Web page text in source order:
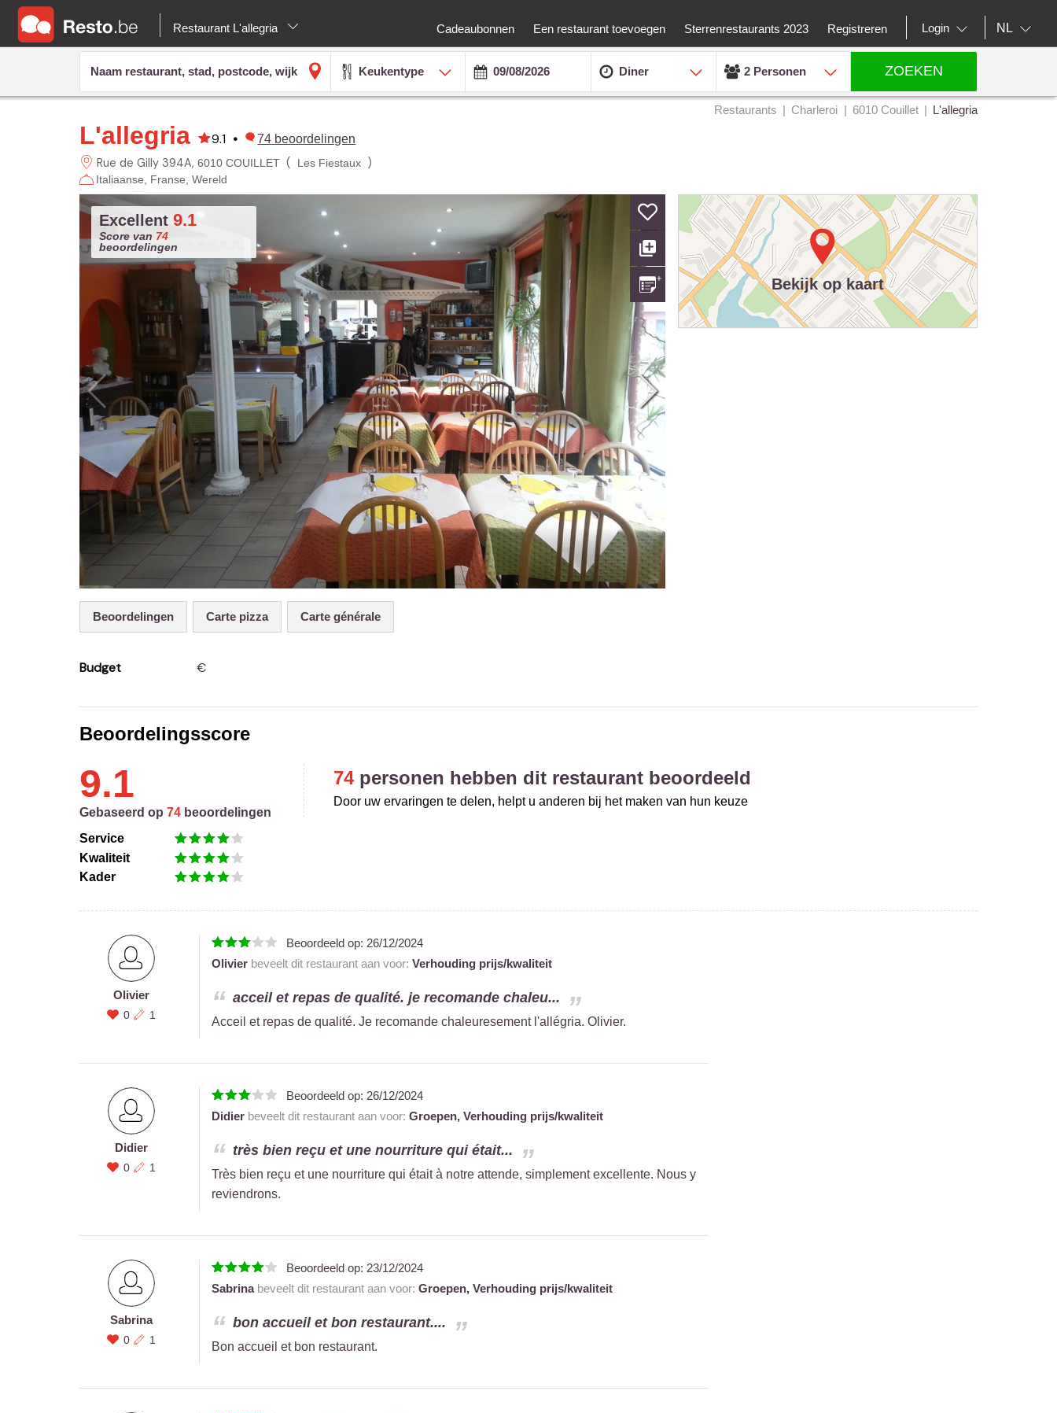
Restaurant L'allegria Cadeaubonnen Een restaurant toevoegen Sterrenrestaurants 2023 Registreren Login NL
Keukentype Diner 2 Personen ZOEKEN
Restaurants Charleroi 6010 Couillet L'allegria
L'allegria 9.1 • 74 beoordelingen
Rue de Gilly 394A 6010 COUILLET ( Les Fiestaux)
Italiaanse Franse Wereld
Excellent 9.1
Score van 74
beoordelingen
Beoordelingen Carte pizza Carte générale
Budget €
Bekijk op kaart
Beoordelingsscore
9.1
Gebaseerd op 74 beoordelingen
Service
Kwaliteit
Kader
74personen hebben dit restaurant beoordeeld
Door uw ervaringen te delen, helpt u anderen bij het maken van hun keuze
Olivier
0 1
Beoordeeld op: 26/12/2024
Olivierbeveelt dit restaurant aan voor: Verhouding prijs/kwaliteit
acceil et repas de qualité. je recomande chaleu...
Acceil et repas de qualité. Je recomande chaleuresement l'allégria. Olivier.
Didier
0 1
Beoordeeld op: 26/12/2024
Didierbeveelt dit restaurant aan voor: Groepen, Verhouding prijs/kwaliteit
très bien reçu et une nourriture qui était...
Très bien reçu et une nourriture qui était à notre attende, simplement excellente. Nous y
reviendrons.
Sabrina
0 1
Beoordeeld op: 23/12/2024
Sabrinabeveelt dit restaurant aan voor: Groepen, Verhouding prijs/kwaliteit
bon accueil et bon restaurant....
Bon accueil et bon restaurant.